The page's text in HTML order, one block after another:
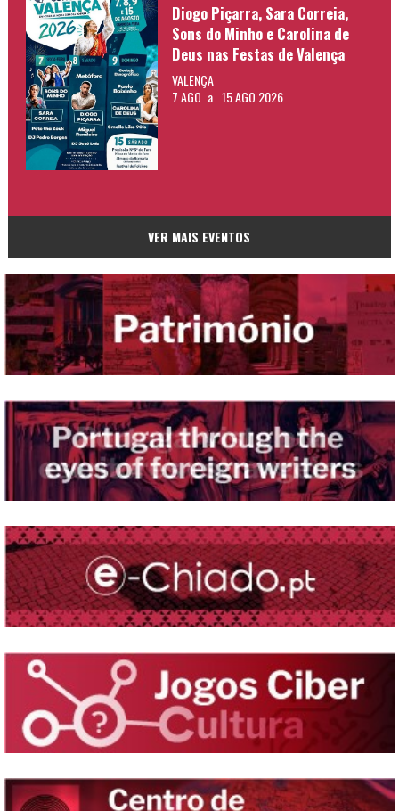
Diogo Piçarra, Sara Correia,
Sons do Minho e Carolina de
Deus nas Festas de Valença
VALENÇA
7 AGO a 15 AGO 2026
VER MAIS EVENTOS